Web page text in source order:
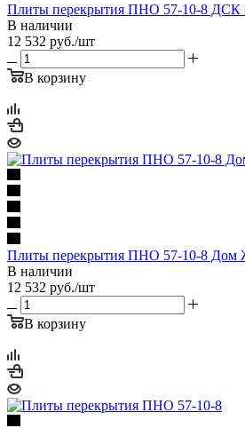
Плиты перекрытия ПНО 57-10-8 ДСК
В наличии
12 532 руб./шт
В корзину
Плиты перекрытия ПНО 57-10-8
В наличии
12 532 руб./шт
В корзину